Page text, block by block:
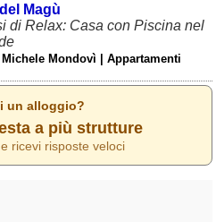
Magù
di Relax: Casa con Piscina nel
Michele Mondovì | Appartamenti
un alloggio?
a più strutture
ricevi risposte veloci